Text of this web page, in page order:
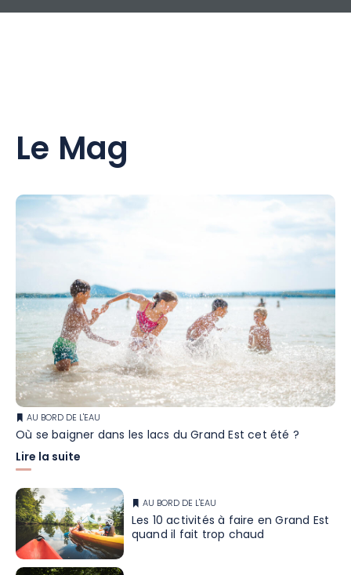
Le Mag
AU BORD DE L'EAU
Où se baigner dans les lacs du Grand Est cet été ?
Lire la suite
AU BORD DE L'EAU
Les 10 activités à faire en Grand Est
quand il fait trop chaud